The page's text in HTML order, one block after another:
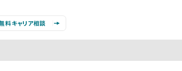
料キャリア相談